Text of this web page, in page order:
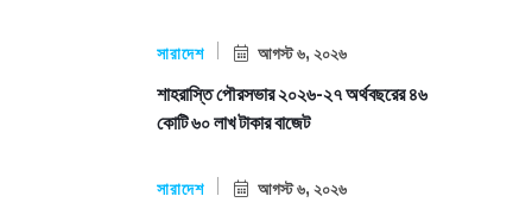
সারাদেশ আগস্ট ৬, ২০২৬
শাহরাস্তি পৌরসভার ২০২৬-২৭ অর্থবছরের ৪৬
কোটি ৬০ লাখ টাকার বাজেট
সারাদেশ আগস্ট ৬, ২০২৬